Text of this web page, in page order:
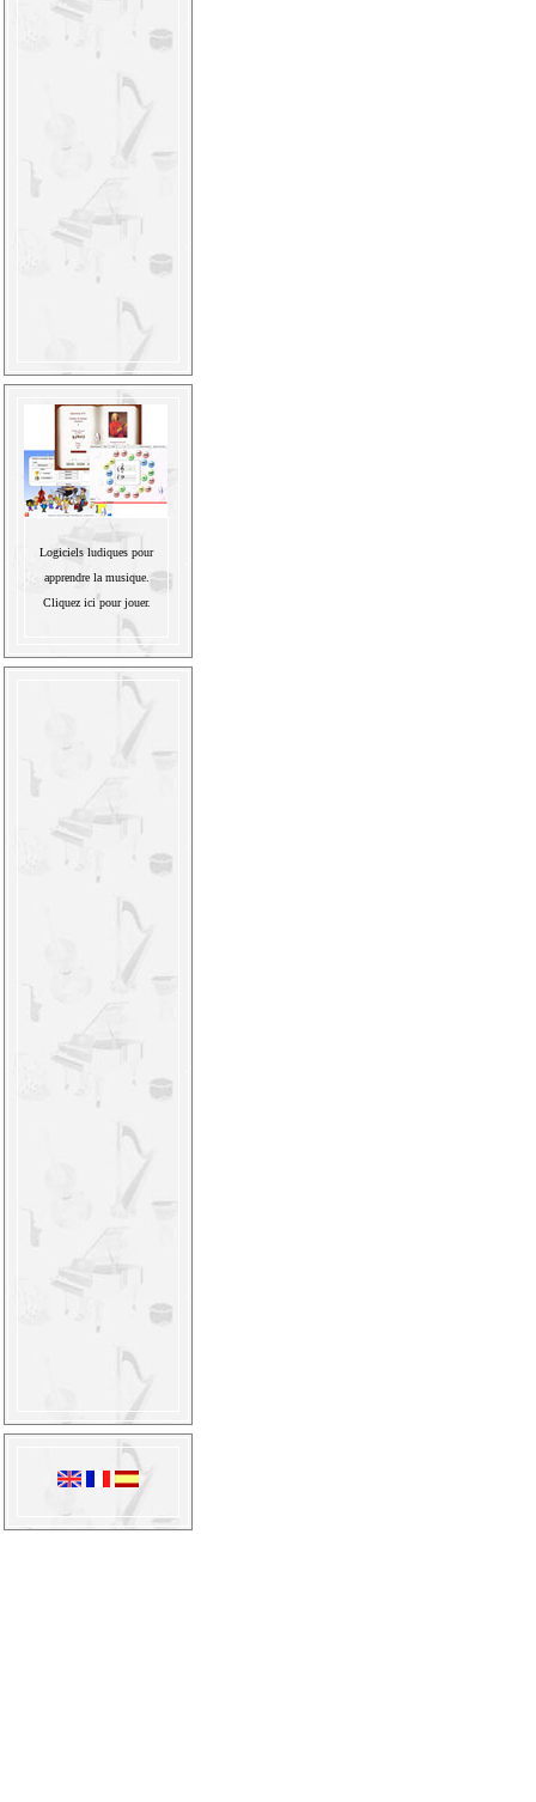
Logiciels ludiques pour
apprendre la musique.
Cliquez ici pour jouer.